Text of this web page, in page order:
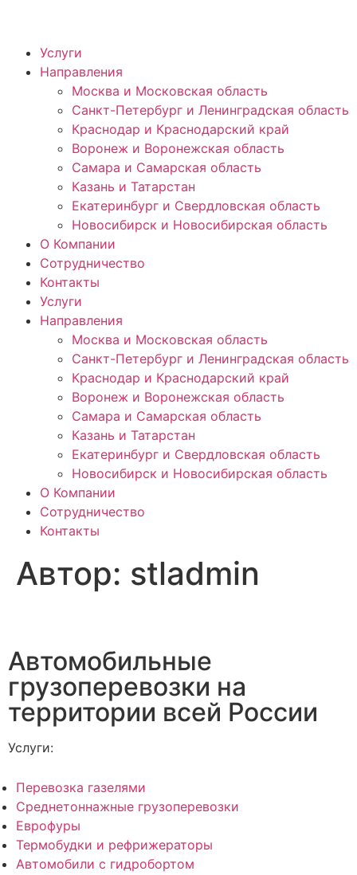
Услуги
Направления
Москва и Московская область
Санкт-Петербург и Ленинградская область
Краснодар и Краснодарский край
Воронеж и Воронежская область
Самара и Самарская область
Казань и Татарстан
Екатеринбург и Свердловская область
Новосибирск и Новосибирская область
О Компании
Сотрудничество
Контакты
Услуги
Направления
Москва и Московская область
Санкт-Петербург и Ленинградская область
Краснодар и Краснодарский край
Воронеж и Воронежская область
Самара и Самарская область
Казань и Татарстан
Екатеринбург и Свердловская область
Новосибирск и Новосибирская область
О Компании
Сотрудничество
Контакты
Автор: stladmin
Автомобильные
грузоперевозки на
территории всей России
Услуги:
Перевозка газелями
Среднетоннажные грузоперевозки
Еврофуры
Термобудки и рефрижераторы
Автомобили с гидробортом